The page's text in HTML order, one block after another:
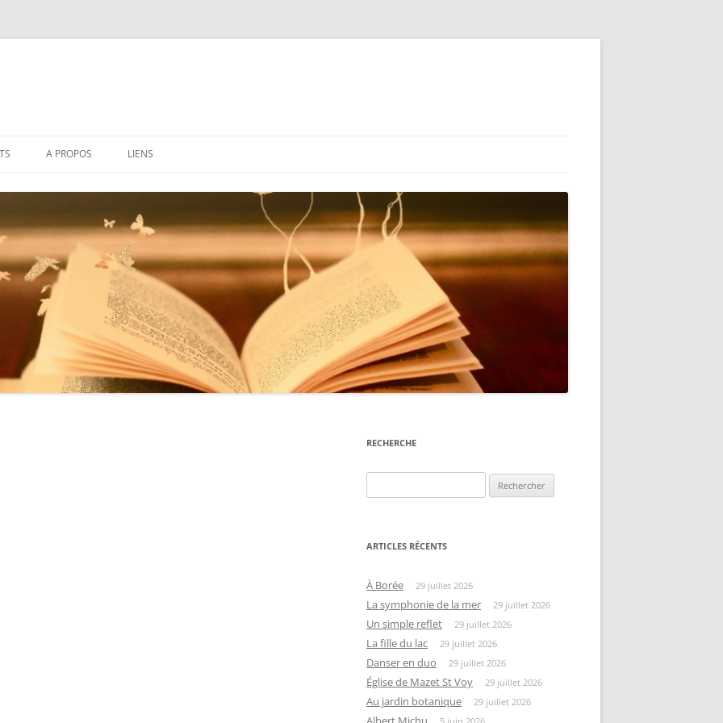
2025
2018
ET LÉGENDES
A PROPOS
FORUM AUX QUESTIONS
GUIDE UTILISATEUR
LIENS
RECHERCHE
ARTICLES RÉCENTS
À Borée 29 juillet 2026
La symphonie de la mer 29 juillet 2026
Un simple reflet 29 juillet 2026
La fille du lac 29 juillet 2026
Danser en duo 29 juillet 2026
Église de Mazet St Voy 29 juillet 2026
Au jardin botanique 29 juillet 2026